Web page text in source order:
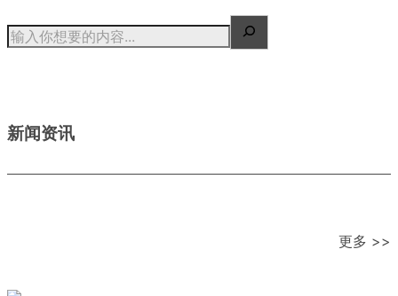
新闻资讯
更多 >>